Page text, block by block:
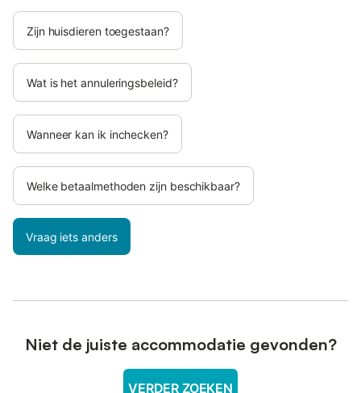
Zijn huisdieren toegestaan?
Wat is het annuleringsbeleid?
Wanneer kan ik inchecken?
Welke betaalmethoden zijn beschikbaar?
Vraag iets anders
Niet de juiste accommodatie gevonden?
VERDER ZOEKEN